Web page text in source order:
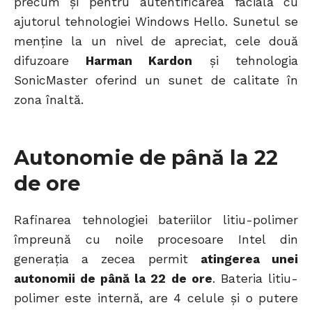
ajutorul tehnologiei Windows Hello. Sunetul se
menține la un nivel de apreciat, cele două
difuzoare Harman Kardon și tehnologia
SonicMaster oferind un sunet de calitate în
zona înaltă.
Autonomie de până la 22
de ore
Rafinarea tehnologiei bateriilor litiu-polimer
împreună cu noile procesoare Intel din
generația a zecea permit atingerea unei
autonomii de până la 22 de ore. Bateria litiu-
polimer este internă, are 4 celule și o putere